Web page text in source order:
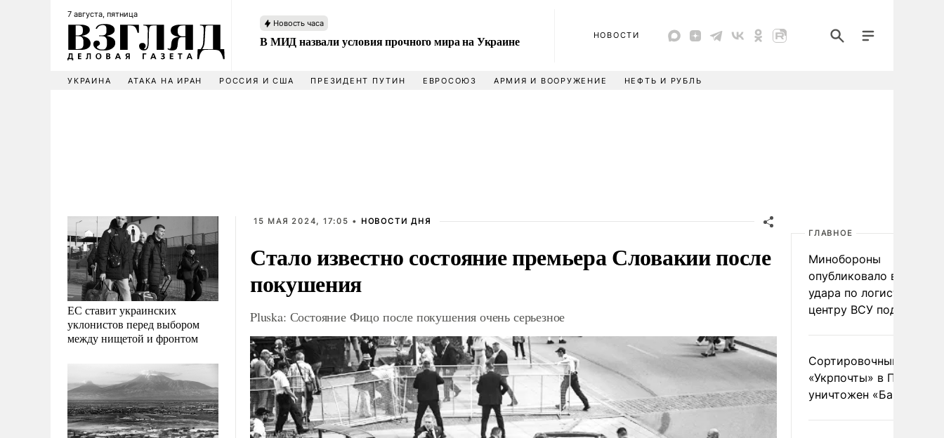
7 августа, пятница
Новость часа
В МИД назвали условия прочного мира на Украине НОВОСТИ
УКРАИНА АТАКА НА ИРАН РОССИЯ И США ПРЕЗИДЕНТ ПУТИН ЕВРОСОЮЗ АРМИЯ И ВООРУЖЕНИЕ НЕФТЬ И РУБЛЬ
ЕС ставит украинских
уклонистов перед выбором
между нищетой и фронтом
15 МАЯ 2024, 17:05 • НОВОСТИ ДНЯ
Стало известно состояние премьера Словакии после
покушения
Pluska: Состояние Фицо после покушения очень серьезное
ГЛАВНОЕ
Минобороны
опубликовало видео
удара по
центру ВСУ под Киевом
Сортировочный пункт
«Укрпочты» в
уничтожен